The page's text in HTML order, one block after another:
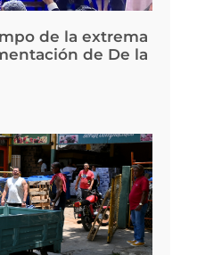
de la extrema
de De la